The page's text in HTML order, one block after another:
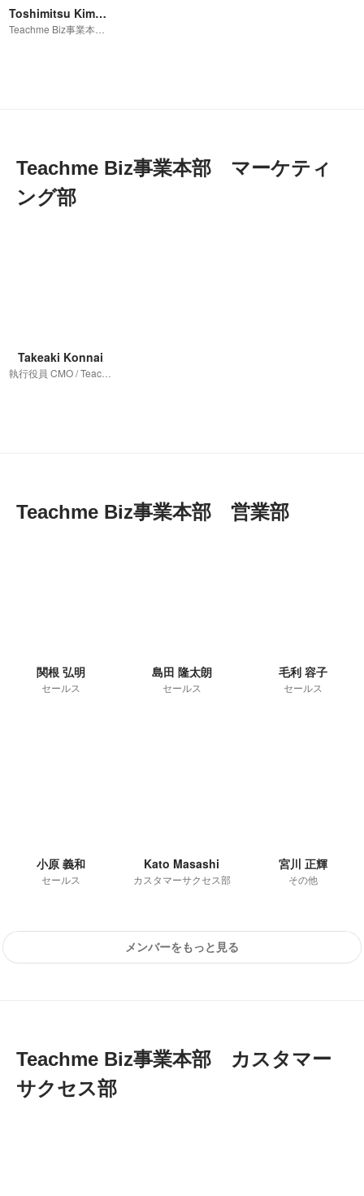
Toshimitsu Kimoto
Teachme Biz事業本部 プロダクトマーケティングマネジメント室長
Teachme Biz事業本部　マーケティ
ング部
Takeaki Konnai
執行役員 CMO / Teachme Biz事業本部 マーケティング部長
Teachme Biz事業本部　営業部
関根 弘明
セールス
島田 隆太朗
セールス
毛利 容子
セールス
小原 義和
セールス
Kato Masashi
カスタマーサクセス部
宮川 正輝
その他
メンバーをもっと見る
Teachme Biz事業本部　カスタマー
サクセス部